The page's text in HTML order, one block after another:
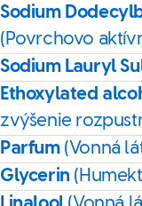
Sodium
(Povrchovo
Sodium Lauryl
Ethoxylated
zvýšenie
Parfum (Vonná
Glycerin